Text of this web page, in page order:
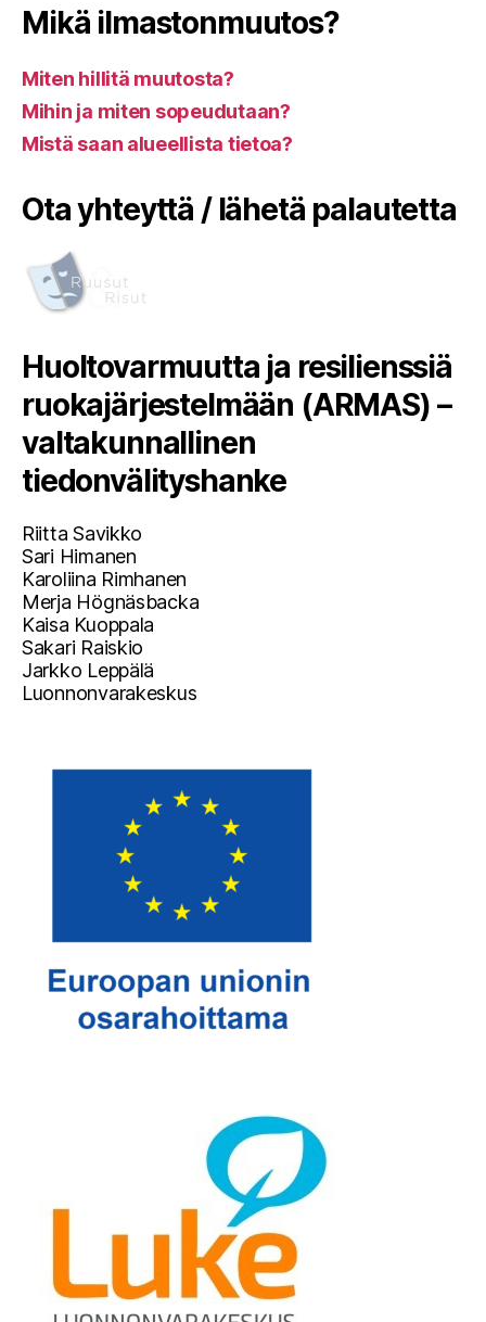
Mikä ilmastonmuutos?
Miten hillitä muutosta?
Mihin ja miten sopeudutaan?
Mistä saan alueellista tietoa?
Ota yhteyttä / lähetä palautetta
Huoltovarmuutta ja resilienssiä
ruokajärjestelmään (ARMAS) –
valtakunnallinen
tiedonvälityshanke
Riitta Savikko
Sari Himanen
Karoliina Rimhanen
Merja Högnäsbacka
Kaisa Kuoppala
Sakari Raiskio
Jarkko Leppälä
Luonnonvarakeskus